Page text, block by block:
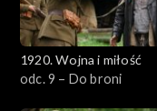
1920. Wojna i miłość
odc. 9 – Do broni